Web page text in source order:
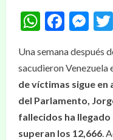
Una semana después
sacudieron Venezuela
de víctimas sigue en
del Parlamento,
fallecidos ha llegado
superan los 12,666.